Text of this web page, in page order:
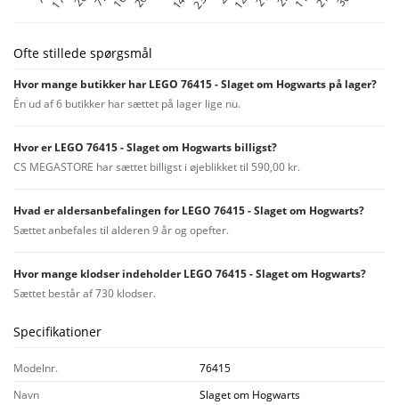
Ofte stillede spørgsmål
Hvor mange butikker har LEGO 76415 - Slaget om Hogwarts på lager?
Én ud af 6 butikker har sættet på lager lige nu.
Hvor er LEGO 76415 - Slaget om Hogwarts billigst?
CS MEGASTORE har sættet billigst i øjeblikket til 590,00 kr.
Hvad er aldersanbefalingen for LEGO 76415 - Slaget om Hogwarts?
Sættet anbefales til alderen 9 år og opefter.
Hvor mange klodser indeholder LEGO 76415 - Slaget om Hogwarts?
Sættet består af 730 klodser.
Specifikationer
Modelnr.
76415
Navn
Slaget om Hogwarts